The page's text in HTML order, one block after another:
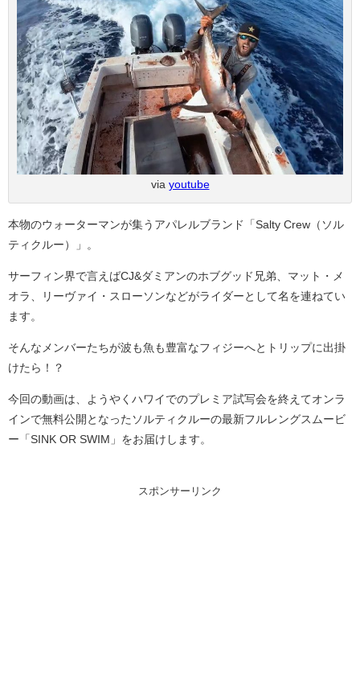
via youtube
本物のウォーターマンが集うアパレルブランド「Salty Crew（ソル
ティクルー）」。
サーフィン界で言えばCJ&ダミアンのホブグッド兄弟、マット・メ
オラ、リーヴァイ・スローソンなどがライダーとして名を連ねてい
ます。
そんなメンバーたちが波も魚も豊富なフィジーへとトリップに出掛
けたら！？
今回の動画は、ようやくハワイでのプレミア試写会を終えてオンラ
インで無料公開となったソルティクルーの最新フルレングスムービ
ー「SINK OR SWIM」をお届けします。
スポンサーリンク